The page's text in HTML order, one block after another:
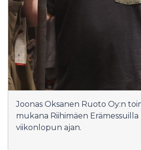
Joonas Oksanen Ruoto Oy:n
mukana Riihimäen Erämessuilla
viikonlopun ajan.